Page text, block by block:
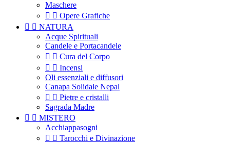
Maschere
  Opere Grafiche
  NATURA
Acque Spirituali
Candele e Portacandele
  Cura del Corpo
  Incensi
Oli essenziali e diffusori
Canapa Solidale Nepal
  Pietre e cristalli
Sagrada Madre
  MISTERO
Acchiappasogni
  Tarocchi e Divinazione